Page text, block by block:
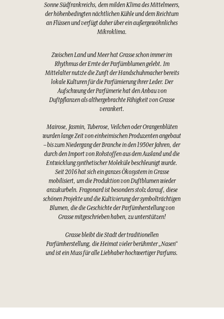
Sonne Südfrankreichs, dem milden Klima des Mittelmeers,
der höhenbedingten nächtlichen Kühle und dem Reichtum
an Flüssen und verfügt daher über ein außergewöhnliches
Mikroklima.
Zwischen Land und Meer hat Grasse schon immer im
Rhythmus der Ernte der Parfümblumen gelebt. Im
Mittelalter nutzte die Zunft der Handschuhmacher bereits
lokale Kulturen für die Parfümierung ihrer Leder. Der
Aufschwung der Parfümerie hat den Anbau von
Duftpflanzen als althergebrachte Fähigkeit von Grasse
verankert.
Mairose, Jasmin, Tuberose, Veilchen oder Orangenblüten
wurden lange Zeit von einheimischen Produzenten angebaut
– bis zum Niedergang der Branche in den 1950er Jahren, der
durch den Import von Rohstoffen aus dem Ausland und die
Entwicklung synthetischer Moleküle beschleunigt wurde.
Seit 2016 hat sich ein ganzes Ökosystem in Grasse
mobilisiert, um die Produktion von Duftblumen wieder
anzukurbeln. Fragonard ist besonders stolz darauf, diese
schönen Projekte und die Kultivierung der symbolträchtigen
Blumen, die die Geschichte der Parfümherstellung von
Grasse mitgeschrieben haben, zu unterstützen!
Grasse bleibt die Stadt der traditionellen
Parfümherstellung, die Heimat vieler berühmter „Nasen“
und ist ein Muss für alle Liebhaber hochwertiger Parfums.